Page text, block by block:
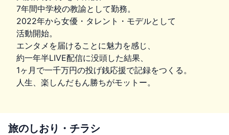
7年間中学校の教諭として勤務。
2022年から女優・タレント・モデルとして
活動開始。
エンタメを届けることに魅力を感じ、
約一年半LIVE配信に没頭した結果、
1ヶ月で一千万円の投げ銭応援で記録をつくる。
人生、楽しんだもん勝ちがモットー。
旅のしおり・チラシ